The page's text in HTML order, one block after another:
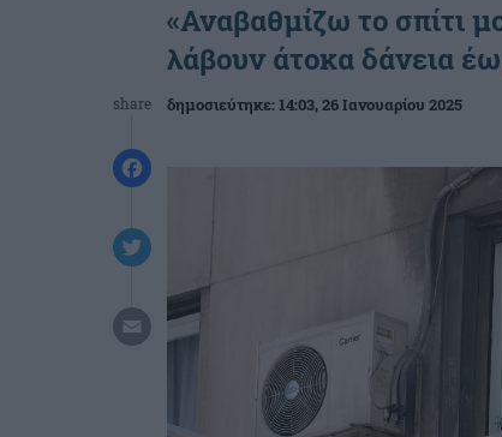
share
«Αναβαθμίζω το σπίτι
λάβουν άτοκα δάνεια
δημοσιεύτηκε:14:03, 26 Ιανουαρίου 2025